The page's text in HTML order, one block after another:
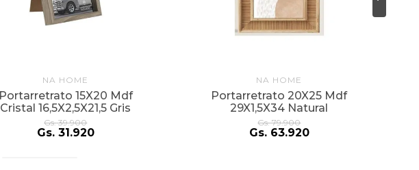
NA HOME
Portarretrato 15X20 Mdf
Cristal 16,5X2,5X21,5 Gris
Gs. 39.900
Gs. 31.920
NA HOME
Portarretrato 20X25 Mdf
29X1,5X34 Natural
Gs. 79.900
Gs. 63.920